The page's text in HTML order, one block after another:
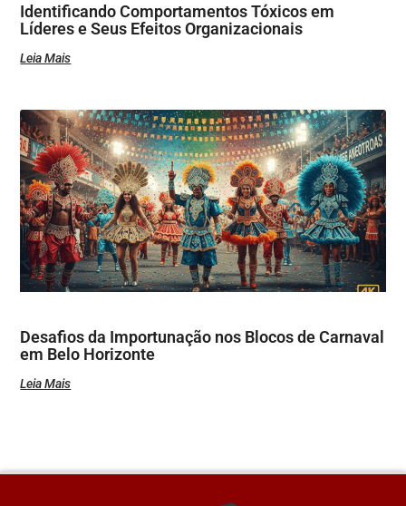
Identificando Comportamentos Tóxicos em
Líderes e Seus Efeitos Organizacionais
Leia Mais
Desafios da Importunação nos Blocos de Carnaval
em Belo Horizonte
Leia Mais